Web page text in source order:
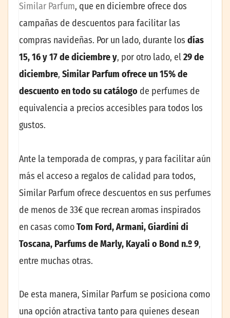
Similar Parfum, que en diciembre ofrece dos
campañas de descuentos para facilitar las
compras navideñas. Por un lado, durante los días
15, 16 y 17 de diciembre y, por otro lado, el29 de
diciembre, Similar Parfum ofrece un 15% de
descuento en todo su catálogo de perfumes de
equivalencia a precios accesibles para todos los
gustos.
Ante la temporada de compras, y para facilitar aún
más el acceso a regalos de calidad para todos,
Similar Parfum ofrece descuentos en sus perfumes
de menos de 33€ que recrean aromas inspirados
en casas comoTom Ford, Armani, Giardini di
Toscana, Parfums de Marly, Kayali o Bond n.º 9,
entre muchas otras.
De esta manera, Similar Parfum se posiciona como
una opción atractiva tanto para quienes desean